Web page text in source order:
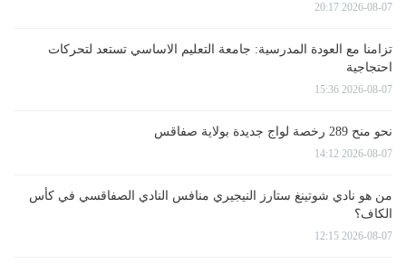
2026-08-07 20:17
تزامنا مع العودة المدرسية: جامعة التعليم الاساسي تستعد لتحركات
احتجاجية
2026-08-07 15:36
نحو منح 289 رخصة لواج جديدة بولاية صفاقس
2026-08-07 14:12
من هو نادي شوتينغ ستارز النيجيري منافس النادي الصفاقسي في كأس
الكاف؟
2026-08-07 12:15